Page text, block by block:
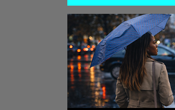
M
e
n
s
a
g
#ALERTAMETEOROLÓGICO